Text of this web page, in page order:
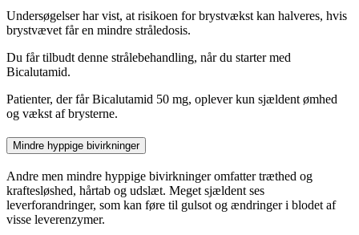
Undersøgelser har vist, at risikoen for brystvækst kan halveres, hvis
brystvævet får en mindre stråledosis.
Du får tilbudt denne strålebehandling, når du starter med
Bicalutamid.
Patienter, der får Bicalutamid 50 mg, oplever kun sjældent ømhed
og vækst af brysterne.
Mindre hyppige bivirkninger
Andre men mindre hyppige bivirkninger omfatter træthed og
kraftesløshed, hårtab og udslæt. Meget sjældent ses
leverforandringer, som kan føre til gulsot og ændringer i blodet af
visse leverenzymer.